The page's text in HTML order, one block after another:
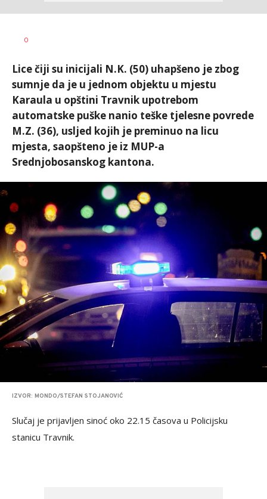
AUTOR
0
Lice čiji su inicijali N.K. (50) uhapšeno je zbog
sumnje da je u jednom objektu u mjestu
Karaula u opštini Travnik upotrebom
automatske puške nanio teške tjelesne povrede
M.Z. (36), usljed kojih je preminuo na licu
mjesta, saopšteno je iz MUP-a
Srednjobosanskog kantona.
IZVOR: MONDO/STEFAN STOJANOVIĆ
Slučaj je prijavljen sinoć oko 22.15 časova u Policijsku
stanicu Travnik.